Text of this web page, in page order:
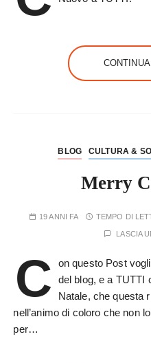
BLOG CULTURA &
Merry
19 ANNI FA TEMPO DI
LASCIA
C
on questo Post
del blog, e a TUTTI
Natale, che questa
nell’animo di coloro che non
per…